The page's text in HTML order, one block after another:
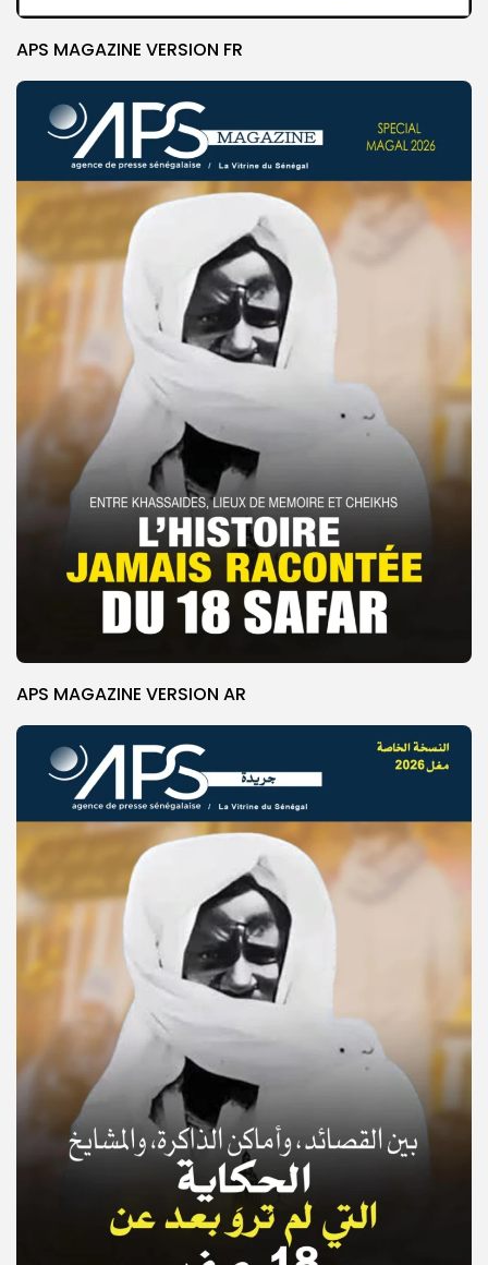
© Copyright 2025, APS
APS MAGAZINE VERSION FR
APS MAGAZINE VERSION AR